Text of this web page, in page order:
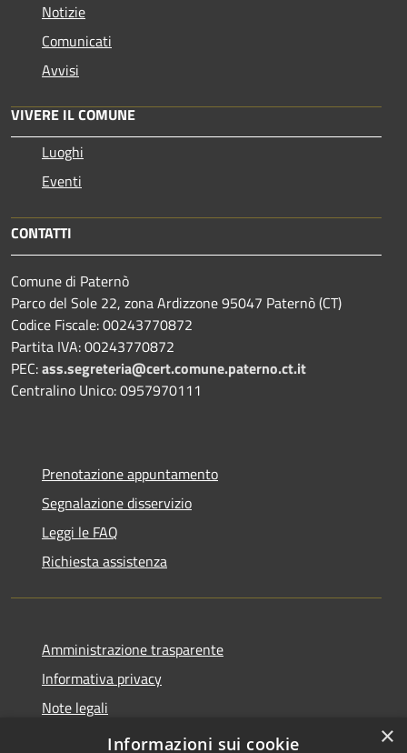
Notizie
Comunicati
Avvisi
VIVERE IL COMUNE
Luoghi
Eventi
CONTATTI
Comune di Paternò
Parco del Sole 22, zona Ardizzone 95047 Paternò (CT)
Codice Fiscale: 00243770872
Partita IVA: 00243770872
PEC:ass.segreteria@cert.comune.paterno.ct.it
Centralino Unico: 0957970111
Prenotazione appuntamento
Segnalazione disservizio
Leggi le FAQ
Richiesta assistenza
Amministrazione trasparente
Informativa privacy
Note legali
Dichiarazione di accessibilità
×
Informazioni sui cookie